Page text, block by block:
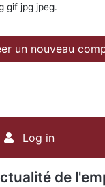
gif jpg jpeg.
Log in
de